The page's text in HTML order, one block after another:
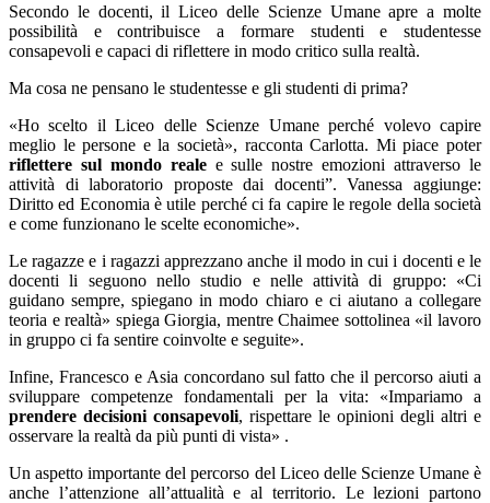
Secondo le docenti, il Liceo delle Scienze Umane apre a molte
possibilità e contribuisce a formare studenti e studentesse
consapevoli e capaci di riflettere in modo critico sulla realtà.
Ma cosa ne pensano le studentesse e gli studenti di prima?
«Ho scelto il Liceo delle Scienze Umane perché volevo capire
meglio le persone e la società», racconta Carlotta. Mi piace poter
riflettere sul mondo realee sulle nostre emozioni attraverso le
attività di laboratorio proposte dai docenti”. Vanessa aggiunge:
Diritto ed Economia è utile perché ci fa capire le regole della società
e come funzionano le scelte economiche».
Le ragazze e i ragazzi apprezzano anche il modo in cui i docenti e le
docenti li seguono nello studio e nelle attività di gruppo: «Ci
guidano sempre, spiegano in modo chiaro e ci aiutano a collegare
teoria e realtà» spiega Giorgia, mentre Chaimee sottolinea «il lavoro
in gruppo ci fa sentire coinvolte e seguite».
Infine, Francesco e Asia concordano sul fatto che il percorso aiuti a
sviluppare competenze fondamentali per la vita: «Impariamo a
prendere decisioni consapevoli, rispettare le opinioni degli altri e
osservare la realtà da più punti di vista» .
Un aspetto importante del percorso del Liceo delle Scienze Umane è
anche l’attenzione all’attualità e al territorio. Le lezioni partono